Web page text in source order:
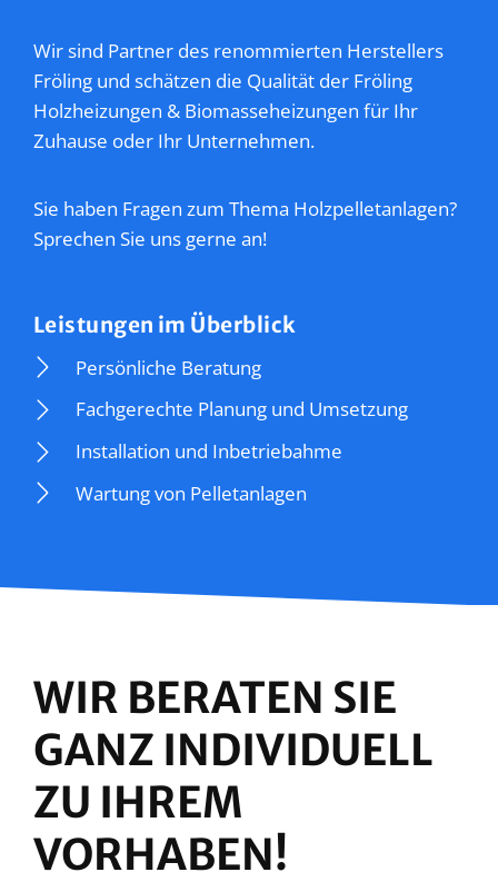
Wir sind Partner des renommierten Herstellers
Fröling und schätzen die Qualität der Fröling
Holzheizungen & Biomasseheizungen für Ihr
Zuhause oder Ihr Unternehmen.
Sie haben Fragen zum Thema Holzpelletanlagen?
Sprechen Sie uns gerne an!
Leistungen im Überblick
Persönliche Beratung
Fachgerechte Planung und Umsetzung
Installation und Inbetriebahme
Wartung von Pelletanlagen
WIR BERATEN SIE
GANZ INDIVIDUELL
ZU IHREM
VORHABEN!